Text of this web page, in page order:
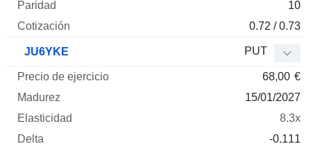
10
0.72 / 0.73
JU6YKE PUT
68,00 €
15/01/2027
8.3x
-0.111